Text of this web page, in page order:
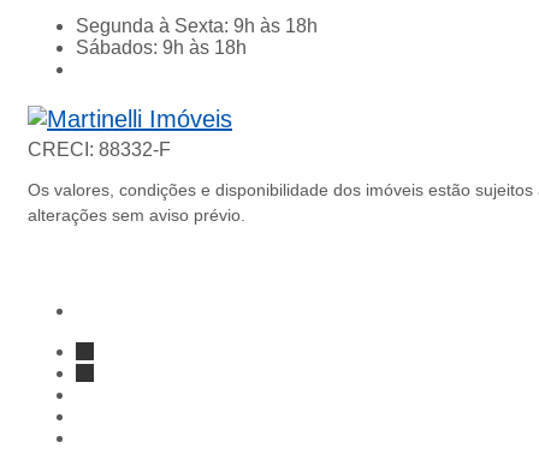
Segunda à Sexta: 9h às 18h
Sábados: 9h às 18h
Página inicial
CRECI: 88332-F
Os valores, condições e disponibilidade dos imóveis estão sujeitos
alterações sem aviso prévio.